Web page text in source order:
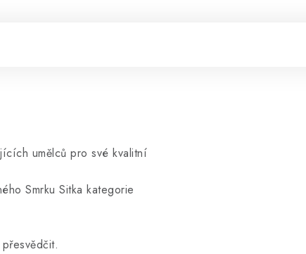
umělců pro své kvalitní
Smrku Sitka kategorie